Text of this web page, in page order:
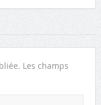
Les champs